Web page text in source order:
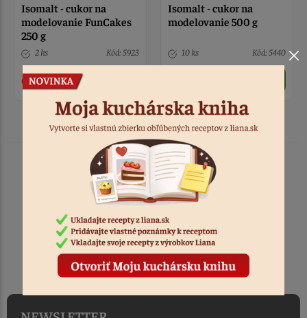
Isomalt - cukor na
modelovanie FunCakes
250 g
2 ks Kód: 5923
6,00 €
Isomalt - cukor na
modelovanie 500 g
10 ks Kód: 5440
TOVAR ODOSIELAME
DO 1-2 PRACOVNÝCH DNÍ
OD PRIJATIA OBJEDNÁVKY